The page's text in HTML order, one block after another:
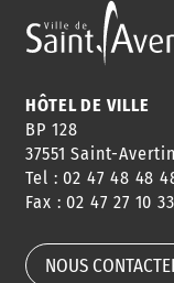
ANNUAIRE
HORAIRES
CONSEILS
DE QUARTIER
HÔTEL DE VILLE
BP 128
37551 Saint-
Tel : 02 47 48 48
Fax : 02 47 27 10 33
NOUS